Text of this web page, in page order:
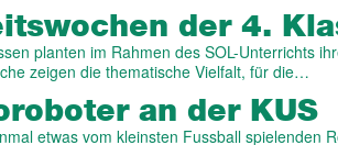
der 4.
planten im Rahmen des SOL-Unterrichts
zeigen die thematische Vielfalt, für die…
an der KUS
etwas vom kleinsten Fussball spielenden